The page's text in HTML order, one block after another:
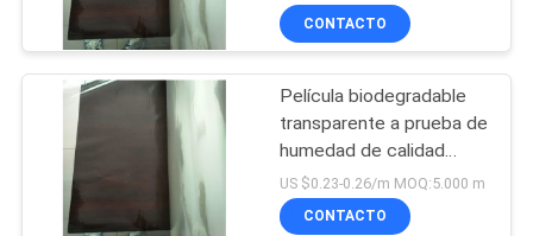
CONTACTO
Película biodegradable
transparente a prueba de
humedad de calidad
alimentaria PLA
fabricada en plástico
US $0.23-0.26/m MOQ:5.000 m
CONTACTO